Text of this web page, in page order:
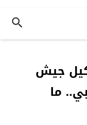
جيش
ما